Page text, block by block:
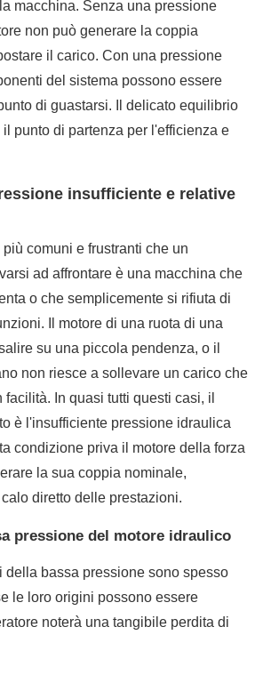
macchina. Senza una pressione
non può generare la coppia
il carico. Con una pressione
del sistema possono essere
di guastarsi. Il delicato equilibrio
punto di partenza per l'efficienza e
insufficiente e relative
comuni e frustranti che un
ad affrontare è una macchina che
o che semplicemente si rifiuta di
Il motore di una ruota di una
su una piccola pendenza, o il
non riesce a sollevare un carico che
facilità. In quasi tutti questi casi, il
è l'insufficiente pressione idraulica
condizione priva il motore della forza
la sua coppia nominale,
diretto delle prestazioni.
pressione del motore idraulico
della bassa pressione sono spesso
le loro origini possono essere
noterà una tangibile perdita di